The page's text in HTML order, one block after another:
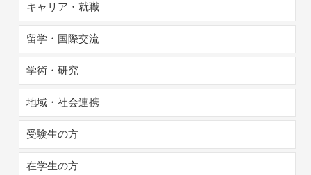
キャリア・就職
留学・国際交流
学術・研究
地域・社会連携
受験生の方
在学生の方